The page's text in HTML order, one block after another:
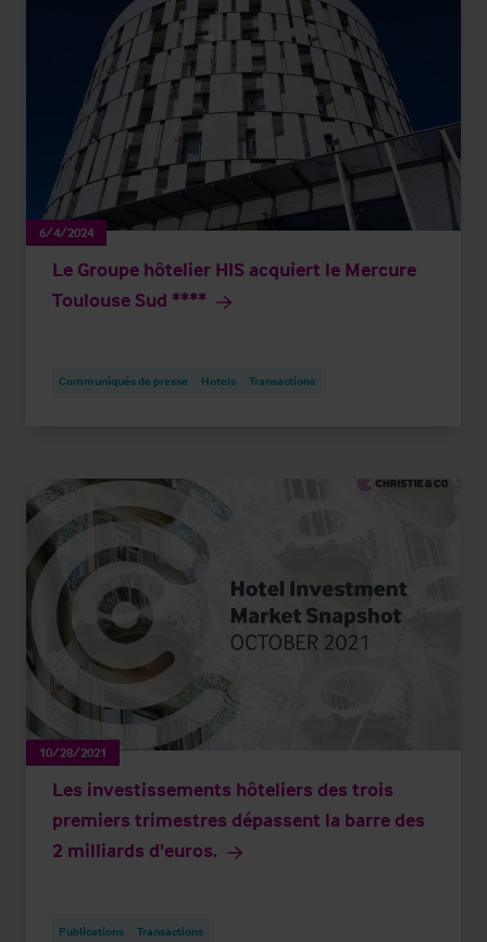
6/4/2024
Le Groupe hôtelier HIS acquiert le Mercure
Toulouse Sud ****
Communiqués de presse Hotels Transactions
10/28/2021
Les investissements hôteliers des trois
premiers trimestres dépassent la barre des
2 milliards d'euros.
Publications Transactions